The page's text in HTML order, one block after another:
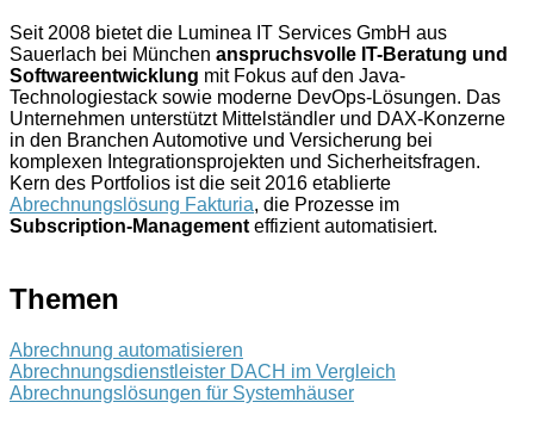
Seit 2008 bietet die Luminea IT Services GmbH aus
Sauerlach bei München anspruchsvolle IT-Beratung und
Softwareentwicklung mit Fokus auf den Java-
Technologiestack sowie moderne DevOps-Lösungen. Das
Unternehmen unterstützt Mittelständler und DAX-Konzerne
in den Branchen Automotive und Versicherung bei
komplexen Integrationsprojekten und Sicherheitsfragen.
Kern des Portfolios ist die seit 2016 etablierte
Abrechnungslösung Fakturia, die Prozesse im
Subscription-Managementeffizient automatisiert.
Themen
Abrechnung automatisieren
Abrechnungsdienstleister DACH im Vergleich
Abrechnungslösungen für Systemhäuser